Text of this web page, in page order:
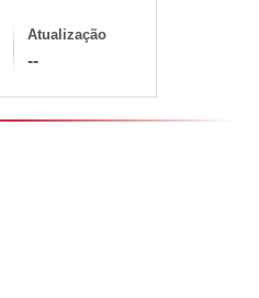
Atualização
--